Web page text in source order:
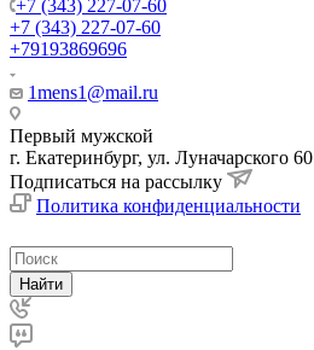
+7 (343) 227-07-60
+7 (343) 227-07-60
+79193869696
1mens1@mail.ru
Первый мужской
г. Екатеринбург, ул. Луначарского 60
Подписаться на рассылку
Политика конфиденциальности
Найти